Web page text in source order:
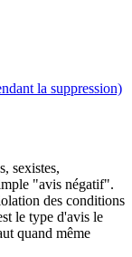
la suppression)
sexistes,
"avis négatif".
des conditions
le type d'avis le
quand même